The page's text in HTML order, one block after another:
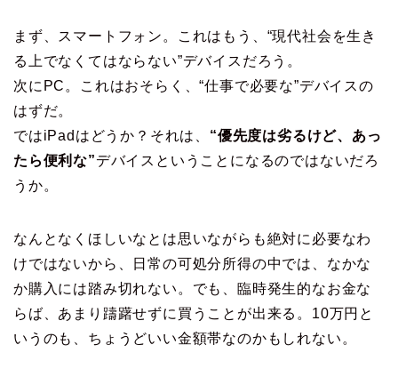
まず、スマートフォン。これはもう、“現代社会を生き
る上でなくてはならない”デバイスだろう。
次にPC。これはおそらく、“仕事で必要な”デバイスの
はずだ。
ではiPadはどうか？それは、 “優先度は劣るけど、あっ
たら便利な”デバイスということになるのではないだろ
うか。
なんとなくほしいなとは思いながらも絶対に必要なわ
けではないから、日常の可処分所得の中では、なかな
か購入には踏み切れない。でも、臨時発生的なお金な
らば、あまり躊躇せずに買うことが出来る。10万円と
いうのも、ちょうどいい金額帯なのかもしれない。